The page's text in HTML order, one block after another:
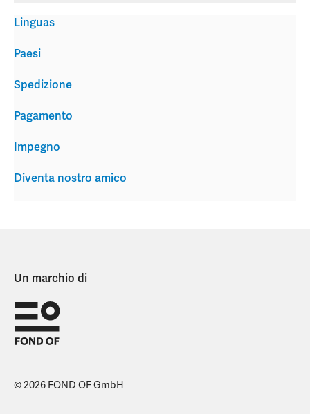
Spedizione
Pagamento
Impegno
Diventa nostro amico
Linguas
Paesi
Un marchio di
© 2026 FOND OF GmbH